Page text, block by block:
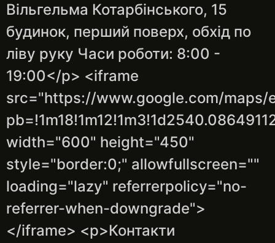
Вільгельма Котарбінського, 15
будинок, перший поверх, обхід по
ліву руку Часи роботи: 8:00 -
19:00</p> <iframe
src="https://www.google.com/maps/
width="600" height="450"
style="border:0;" allowfullscreen=""
loading="lazy" referrerpolicy="no-
referrer-when-downgrade">
</iframe> <p>Контакти